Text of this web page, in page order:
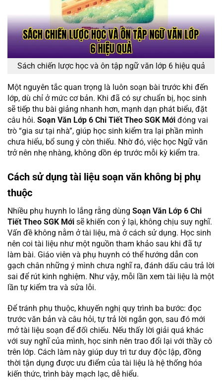
Sách chiến lược học và ôn tập ngữ văn lớp 6 hiệu quả
Một nguyên tắc quan trọng là luôn soạn bài trước khi đến
lớp, dù chỉ ở mức cơ bản. Khi đã có sự chuẩn bị, học sinh
sẽ tiếp thu bài giảng nhanh hơn, mạnh dạn phát biểu, đặt
câu hỏi. Soạn Văn Lớp 6 Chi Tiết Theo SGK Mới đóng vai
trò “gia sư tại nhà”, giúp học sinh kiểm tra lại phần mình
chưa hiểu, bổ sung ý còn thiếu. Nhờ đó, việc học Ngữ văn
trở nên nhẹ nhàng, không dồn ép trước mỗi kỳ kiểm tra.
Cách sử dụng tài liệu soạn văn không bị phụ
thuộc
Nhiều phụ huynh lo lắng rằng dùng Soạn Văn Lớp 6 Chi
Tiết Theo SGK Mới sẽ khiến con ỷ lại, không chịu suy nghĩ.
Vấn đề không nằm ở tài liệu, mà ở cách sử dụng. Học sinh
nên coi tài liệu như một nguồn tham khảo sau khi đã tự
làm bài. Giáo viên và phụ huynh có thể hướng dẫn con
gạch chân những ý mình chưa nghĩ ra, đánh dấu câu trả lời
sai để rút kinh nghiệm. Như vậy, mỗi lần xem tài liệu là một
lần tự kiểm tra và sửa lỗi.
Để tránh phụ thuộc, khuyến nghị quy trình ba bước: đọc
trước văn bản và câu hỏi, tự trả lời ngắn gọn, sau đó mới
mở tài liệu soạn để đối chiếu. Nếu thấy lời giải quá khác
với suy nghĩ của mình, học sinh nên trao đổi lại với thầy cô
trên lớp. Cách làm này giúp duy trì tư duy độc lập, đồng
thời tận dụng được ưu điểm của tài liệu là hệ thống hóa
kiến thức, trình bày mạch lạc, dễ hiểu.